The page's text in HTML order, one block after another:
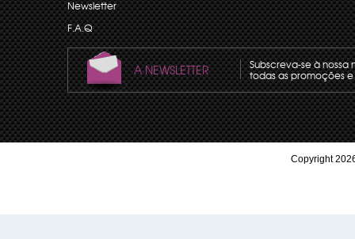
Newsletter
F.A.Q
A NEWSLETTER Subscreva-se à
todas as promoções
Copyright